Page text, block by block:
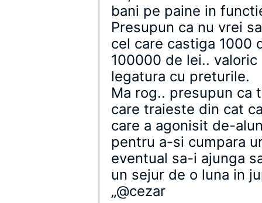
bani pe paine in
Presupun ca nu vrei
cel care castiga 1000
100000 de lei..
legatura cu preturile.
Ma rog.. presupun ca
care traieste din cat
care a agonisit de-
pentru a-si cumpara
eventual sa-i ajunga
un sejur de o luna in
„@cezar